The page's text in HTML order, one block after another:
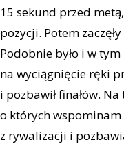
15 sekund przed
pozycji. Potem
Podobnie było i w
na wyciągnięcie ręki
i pozbawił finałów.
o których wspominam
z rywalizacji i